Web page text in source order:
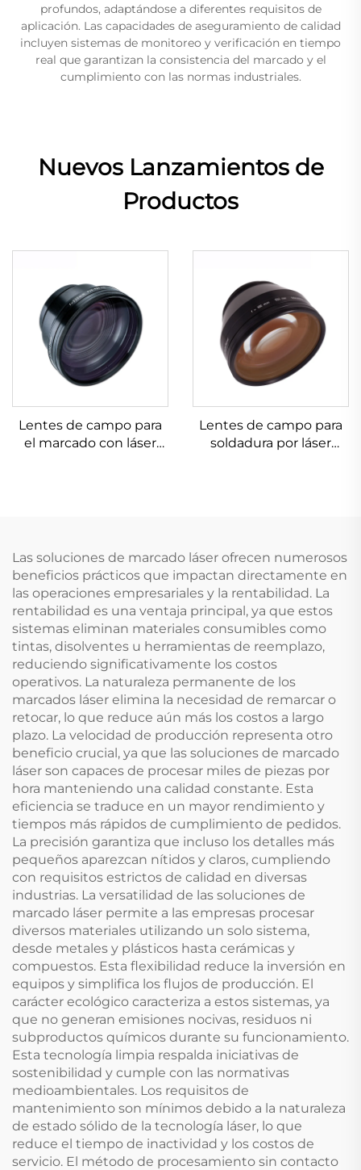
profundos, adaptándose a diferentes requisitos de
aplicación. Las capacidades de aseguramiento de calidad
incluyen sistemas de monitoreo y verificación en tiempo
real que garantizan la consistencia del marcado y el
cumplimiento con las normas industriales.
Nuevos Lanzamientos de
Productos
Lentes de campo para
el marcado con láser
Lentes de campo para
soldadura por láser
Las soluciones de marcado láser ofrecen numerosos
beneficios prácticos que impactan directamente en
las operaciones empresariales y la rentabilidad. La
rentabilidad es una ventaja principal, ya que estos
sistemas eliminan materiales consumibles como
tintas, disolventes u herramientas de reemplazo,
reduciendo significativamente los costos
operativos. La naturaleza permanente de los
marcados láser elimina la necesidad de remarcar o
retocar, lo que reduce aún más los costos a largo
plazo. La velocidad de producción representa otro
beneficio crucial, ya que las soluciones de marcado
láser son capaces de procesar miles de piezas por
hora manteniendo una calidad constante. Esta
eficiencia se traduce en un mayor rendimiento y
tiempos más rápidos de cumplimiento de pedidos.
La precisión garantiza que incluso los detalles más
pequeños aparezcan nítidos y claros, cumpliendo
con requisitos estrictos de calidad en diversas
industrias. La versatilidad de las soluciones de
marcado láser permite a las empresas procesar
diversos materiales utilizando un solo sistema,
desde metales y plásticos hasta cerámicas y
compuestos. Esta flexibilidad reduce la inversión en
equipos y simplifica los flujos de producción. El
carácter ecológico caracteriza a estos sistemas, ya
que no generan emisiones nocivas, residuos ni
subproductos químicos durante su funcionamiento.
Esta tecnología limpia respalda iniciativas de
sostenibilidad y cumple con las normativas
medioambientales. Los requisitos de
mantenimiento son mínimos debido a la naturaleza
de estado sólido de la tecnología láser, lo que
reduce el tiempo de inactividad y los costos de
servicio. El método de procesamiento sin contacto